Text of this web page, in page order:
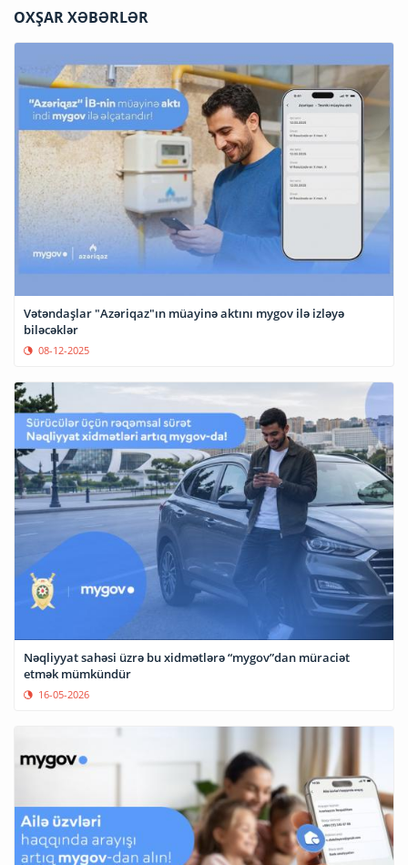
OXŞAR XƏBƏRLƏR
Vətəndaşlar "Azəriqaz"ın müayinə aktını mygov ilə izləyə
biləcəklər
08-12-2025
Nəqliyyat sahəsi üzrə bu xidmətlərə “mygov”dan müraciət
etmək mümkündür
16-05-2026